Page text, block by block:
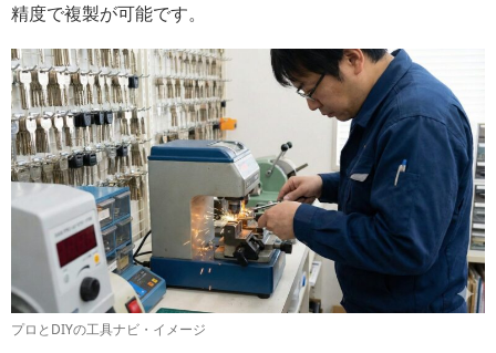
精度で複製が可能です。
プロとDIYの工具ナビ・イメージ